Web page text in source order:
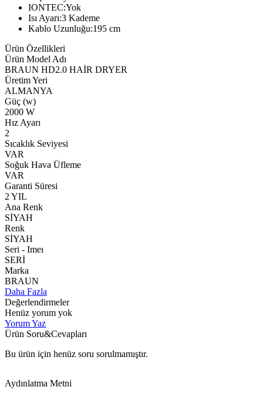
IONTEC:Yok
Isı Ayarı:3 Kademe
Kablo Uzunluğu:195 cm
Ürün Özellikleri
Ürün Model Adı
BRAUN HD2.0 HAİR DRYER
Üretim Yeri
ALMANYA
Güç (w)
2000 W
Hız Ayarı
2
Sıcaklık Seviyesi
VAR
Soğuk Hava Üfleme
VAR
Garanti Süresi
2 YIL
Ana Renk
SİYAH
Renk
SİYAH
Seri - Imeı
SERİ
Marka
BRAUN
Daha Fazla
Değerlendirmeler
Henüz yorum yok
Yorum Yaz
Ürün Soru&Cevapları
Bu ürün için henüz soru sorulmamıştır.
Aydınlatma Metni